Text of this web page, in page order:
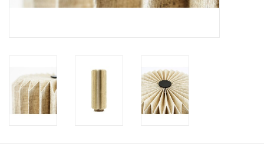
Tuinmeubels en deco